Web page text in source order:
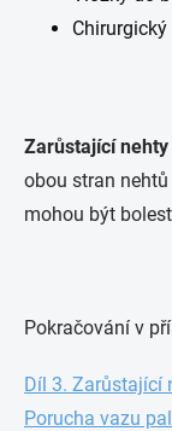
Zarůstající nehty
obou stran
mohou být
Pokračování v
Díl 3. Zarůstající
Porucha vazu